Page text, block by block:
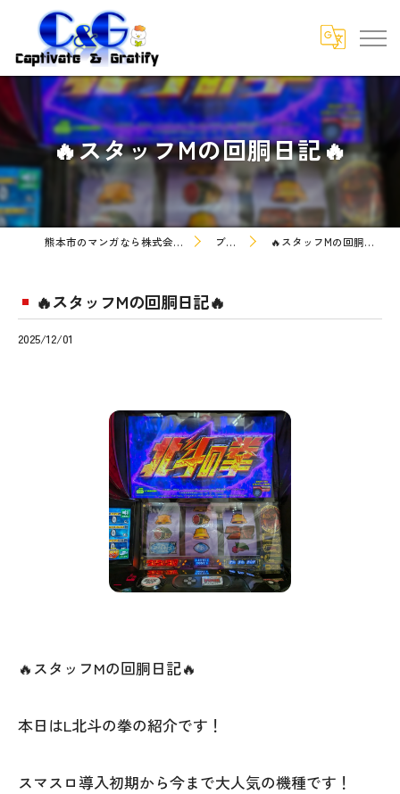
🔥スタッフMの回胴日記🔥
熊本市のマンガなら株式会社C&G ブログ 🔥スタッフMの回胴日記🔥
🔥スタッフMの回胴日記🔥
2025/12/01
🔥スタッフMの回胴日記🔥
本日はL北斗の拳の紹介です！
スマスロ導入初期から今まで大人気の機種です！